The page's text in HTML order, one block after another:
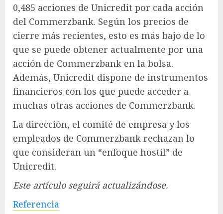
0,485 acciones de Unicredit por cada acción
del Commerzbank. Según los precios de
cierre más recientes, esto es más bajo de lo
que se puede obtener actualmente por una
acción de Commerzbank en la bolsa.
Además, Unicredit dispone de instrumentos
financieros con los que puede acceder a
muchas otras acciones de Commerzbank.
La dirección, el comité de empresa y los
empleados de Commerzbank rechazan lo
que consideran un “enfoque hostil” de
Unicredit.
Este artículo seguirá actualizándose.
Referencia